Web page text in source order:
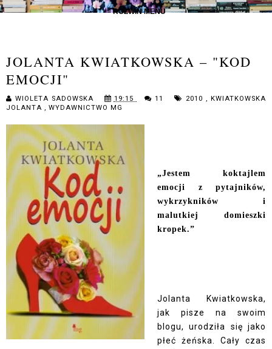
≡ ROZWIŃ MENU
JOLANTA KWIATKOWSKA – "KOD
EMOCJI"
WIOLETA SADOWSKA 19:15 11 2010 ,
KWIATKOWSKA
JOLANTA , WYDAWNICTWO MG
„Jestem koktajlem
emocji z pytajników,
wykrzykników i
malutkiej domieszki
kropek.”
Jolanta Kwiatkowska,
jak pisze na swoim
blogu, urodziła się jako
płeć żeńska. Cały czas